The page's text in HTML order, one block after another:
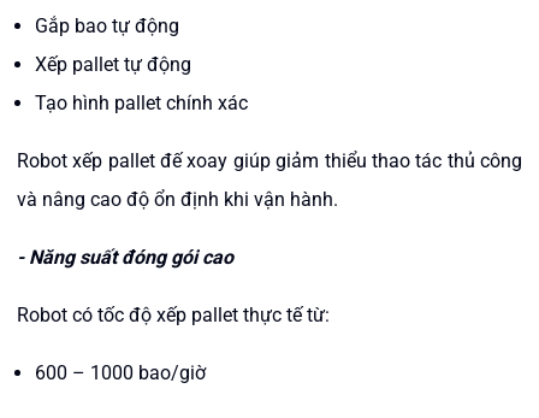
Gắp bao tự động
Xếp pallet tự động
Tạo hình pallet chính xác
Robot xếp pallet đế xoay giúp giảm thiểu thao tác thủ công
và nâng cao độ ổn định khi vận hành.
- Năng suất đóng gói cao
Robot có tốc độ xếp pallet thực tế từ:
600 – 1000 bao/giờ